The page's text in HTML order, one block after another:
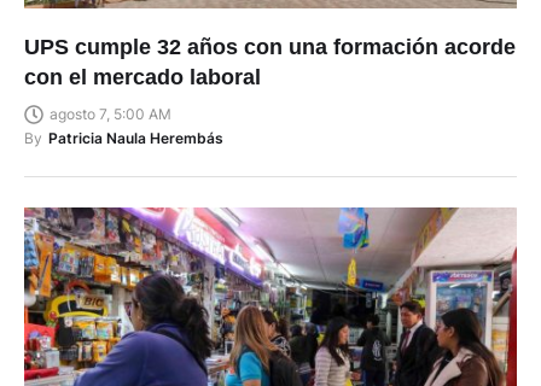
UPS cumple 32 años con una formación acorde
con el mercado laboral
agosto 7, 5:00 AM
By Patricia Naula Herembás